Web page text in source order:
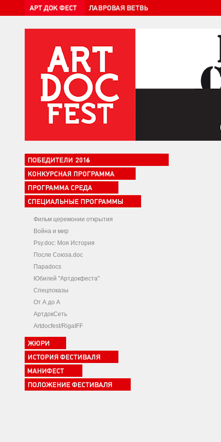
Фильм церемонии открытия
Война и мир
Psy.doc: Моя История
После Союза.doc
Параdocs
Юбилей "Артдокфеста"
Спецпоказы
От А до А
АртдокСеть
Artdocfest/RigaIFF